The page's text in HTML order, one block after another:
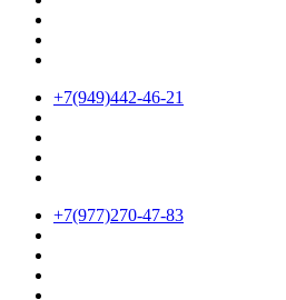
+7(949)442-46-21
+7(977)270-47-83